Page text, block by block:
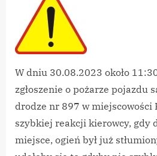
W dniu 30.08.2023 około
zgłoszenie o pożarze pojazdu
drodze nr 897 w miejscowości
szybkiej reakcji kierowcy, gdy
miejsce, ogień był już